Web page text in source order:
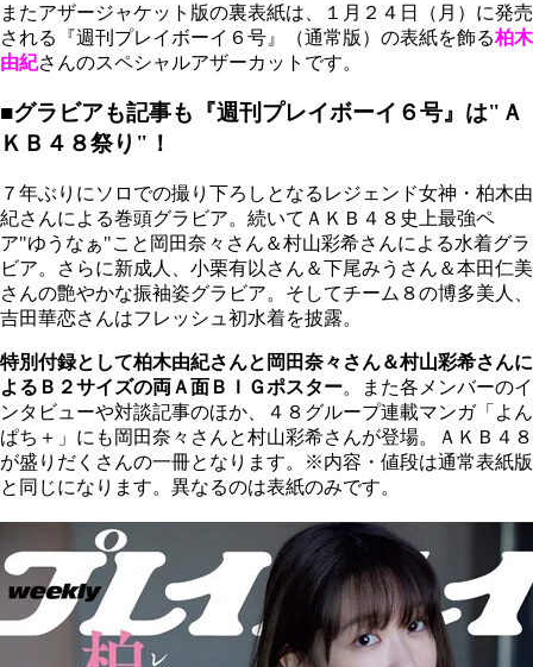
またアザージャケット版の裏表紙は、１月２４日（月）に発売
される『週刊プレイボーイ６号』（通常版）の表紙を飾る柏木
由紀さんのスペシャルアザーカットです。
■グラビアも記事も『週刊プレイボーイ６号』は"Ａ
ＫＢ４８祭り"！
７年ぶりにソロでの撮り下ろしとなるレジェンド女神・柏木由
紀さんによる巻頭グラビア。続いてＡＫＢ４８史上最強ペ
ア"ゆうなぁ"こと岡田奈々さん＆村山彩希さんによる水着グラ
ビア。さらに新成人、小栗有以さん＆下尾みうさん＆本田仁美
さんの艶やかな振袖姿グラビア。そしてチーム８の博多美人、
吉田華恋さんはフレッシュ初水着を披露。
特別付録として柏木由紀さんと岡田奈々さん＆村山彩希さんに
よるＢ２サイズの両Ａ面ＢＩＧポスター。また各メンバーのイ
ンタビューや対談記事のほか、４８グループ連載マンガ「よん
ぱち＋」にも岡田奈々さんと村山彩希さんが登場。ＡＫＢ４８
が盛りだくさんの一冊となります。※内容・値段は通常表紙版
と同じになります。異なるのは表紙のみです。